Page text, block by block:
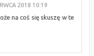
2018 10:19
na coś się skuszę w te